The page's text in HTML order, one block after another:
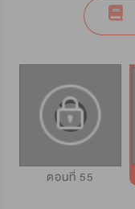
ตอนที่ 55